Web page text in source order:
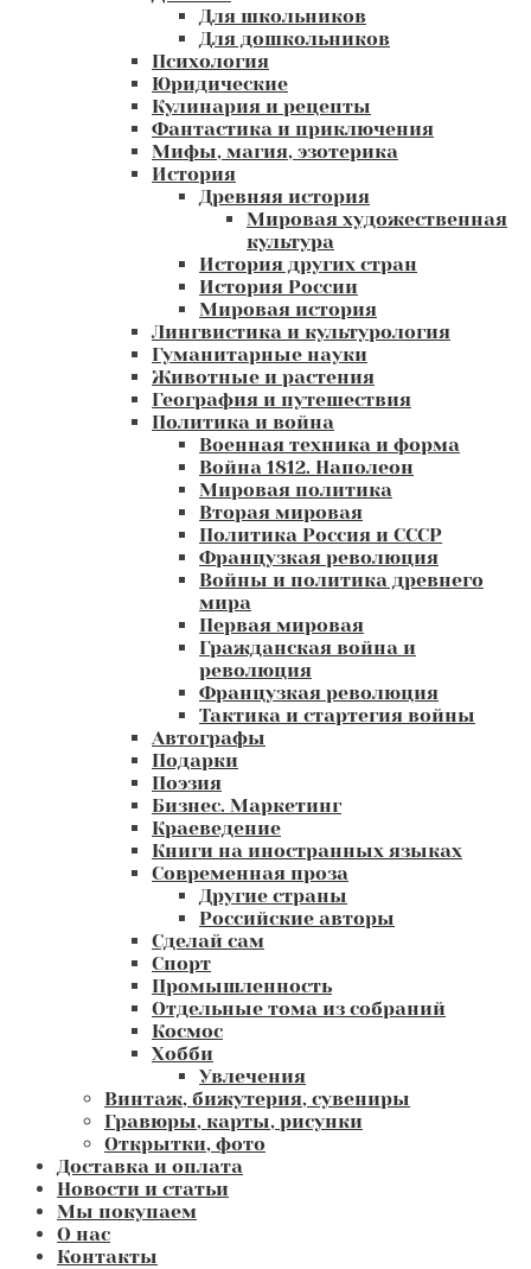
Для школьников
Для дошкольников
Психология
Юридические
Кулинария и рецепты
Фантастика и приключения
Мифы, магия, эзотерика
История
Древняя история
Мировая художественная
культура
История других стран
История России
Мировая история
Лингвистика и культурология
Гуманитарные науки
Животные и растения
География и путешествия
Политика и война
Военная техника и форма
Война 1812. Наполеон
Мировая политика
Вторая мировая
Политика Россия и СССР
Французкая революция
Войны и политика древнего
мира
Первая мировая
Гражданская война и
революция
Французкая революция
Тактика и стартегия войны
Автографы
Подарки
Поэзия
Бизнес. Маркетинг
Краеведение
Книги на иностранных языках
Современная проза
Другие страны
Российские авторы
Сделай сам
Спорт
Промышленность
Отдельные тома из собраний
Космос
Хобби
Увлечения
Винтаж, бижутерия, сувениры
Гравюры, карты, рисунки
Открытки, фото
Доставка и оплата
Новости и статьи
Мы покупаем
О нас
Контакты